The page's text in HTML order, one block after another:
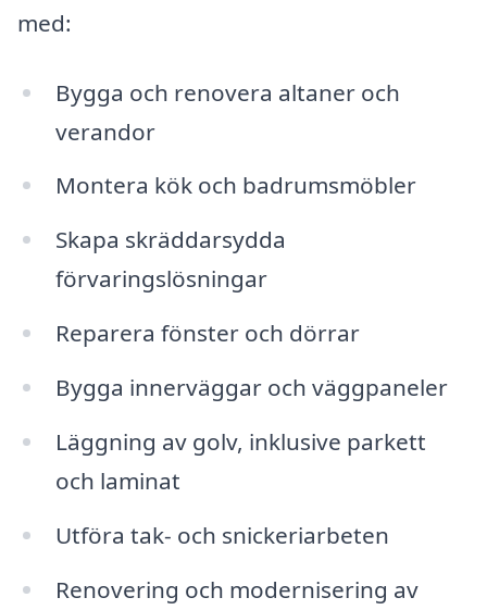
med:
Bygga och renovera altaner och
verandor
Montera kök och badrumsmöbler
Skapa skräddarsydda
förvaringslösningar
Reparera fönster och dörrar
Bygga innerväggar och väggpaneler
Läggning av golv, inklusive parkett
och laminat
Utföra tak- och snickeriarbeten
Renovering och modernisering av